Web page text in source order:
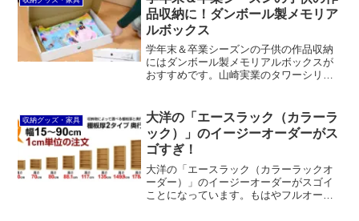
適だと思います。
品収納に！ダンボール製メモリア
ルボックス
学年末＆卒業シーズンの子供の作品収納
にはダンボール製メモリアルボックスが
おすすめです。山崎実業のタワーシリー
い面が開くので大切な作品を丁寧に出し
入れできます。
収納グッズ・家具
大洋の「エースラック（カラーラ
ック）」のイージーオーダーがス
ゴすぎ！
大洋の「エースラック（カラーラックオ
ーダー）」のイージーオーダーがスゴイ
ことになっています。もはやフルオーダ